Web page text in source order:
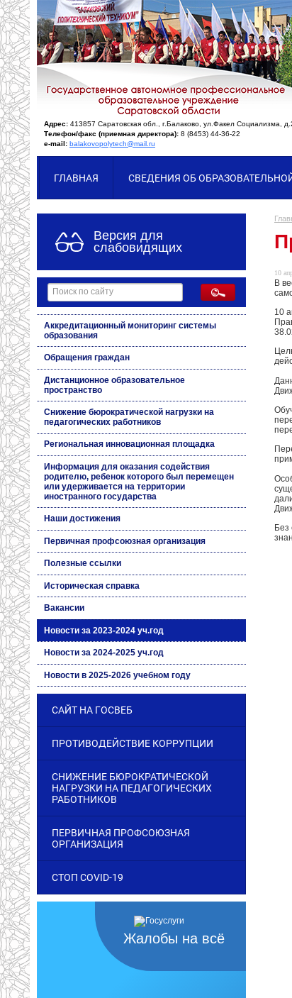
Адрес: 413857 Саратовская обл., г.Балаково, ул.Факел Социализма,
Телефон/факс (приемная директора): 8 (8453) 44-36-22
e-mail: balakovopolytech@mail.ru
ГЛАВНАЯ СВЕДЕНИЯ ОБ
Версия для
слабовидящих
Аккредитационный мониторинг системы
образования
Обращения граждан
Дистанционное образовательное
пространство
Снижение бюрократической нагрузки на
педагогических работников
Региональная инновационная площадка
Информация для оказания содействия
родителю, ребенок которого был перемещен
или удерживается на территории
иностранного государства
Наши достижения
Первичная профсоюзная организация
Полезные ссылки
Историческая справка
Вакансии
Новости за 2023-2024 уч.год
Новости за 2024-2025 уч.год
Новости в 2025-2026 учебном году
САЙТ НА ГОСВЕБ
ПРОТИВОДЕЙСТВИЕ КОРРУПЦИИ
СНИЖЕНИЕ БЮРОКРАТИЧЕСКОЙ
НАГРУЗКИ НА ПЕДАГОГИЧЕСКИХ
РАБОТНИКОВ
ПЕРВИЧНАЯ ПРОФСОЮЗНАЯ
ОРГАНИЗАЦИЯ
СТОП COVID-19
Жалобы на всё
10
В
10
Без